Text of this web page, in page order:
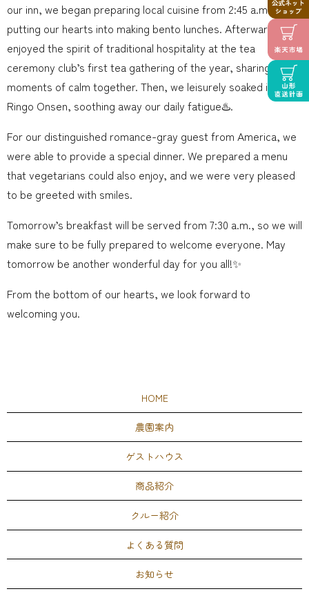
our inn, we began preparing local cuisine from 2:45 a.m.,
putting our hearts into making bento lunches. Afterwards, we
enjoyed the spirit of traditional hospitality at the tea
ceremony club’s first tea gathering of the year, sharing
moments of calm together. Then, we leisurely soaked in the
Ringo Onsen, soothing away our daily fatigue♨️.
For our distinguished romance-gray guest from America, we
were able to provide a special dinner. We prepared a menu
that vegetarians could also enjoy, and we were very pleased
to be greeted with smiles.
Tomorrow’s breakfast will be served from 7:30 a.m., so we will
make sure to be fully prepared to welcome everyone. May
tomorrow be another wonderful day for you all!✨
From the bottom of our hearts, we look forward to
welcoming you.
HOME
農園案内
ゲストハウス
商品紹介
クルー紹介
よくある質問
お知らせ